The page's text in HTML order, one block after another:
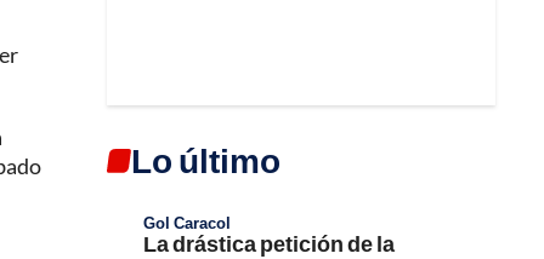
Lo último
Gol Caracol
La drástica petición de la